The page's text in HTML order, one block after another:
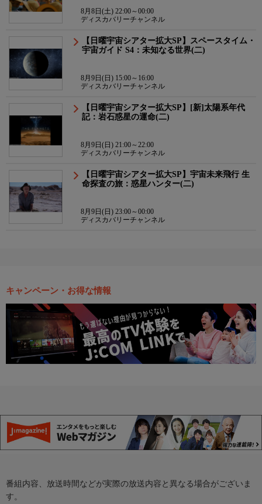
8月8日(土) 22:00～00:00
ディスカバリーチャンネル
【日曜宇宙シアター拡大SP】スペースタイム・
宇宙ガイド S4：未知なる世界(二)
8月9日(日) 15:00～16:00
ディスカバリーチャンネル
【日曜宇宙シアター拡大SP】[新]太陽系年代
記：岩石惑星の運命(二)
8月9日(日) 21:00～22:00
ディスカバリーチャンネル
【日曜宇宙シアター拡大SP】宇宙未来飛行 生
命探査の旅：惑星ハンター(二)
8月9日(日) 23:00～00:00
ディスカバリーチャンネル
キャンペーン・お得な情報
番組内容、放送時間などが実際の放送内容と異なる場合がございま
す。